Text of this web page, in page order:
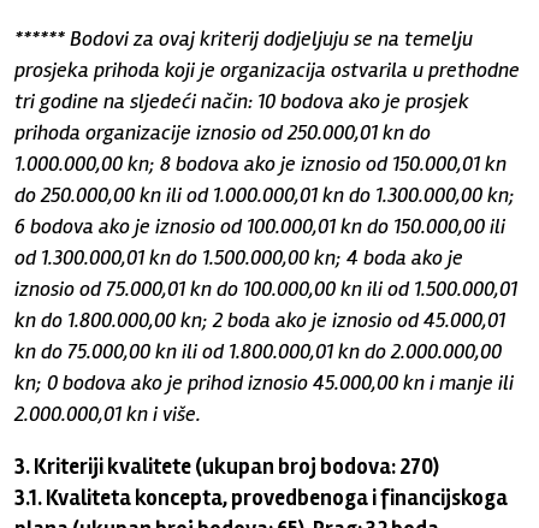
****** Bodovi za ovaj kriterij dodjeljuju se na temelju
prosjeka prihoda koji je organizacija ostvarila u prethodne
tri godine na sljedeći način: 10 bodova ako je prosjek
prihoda organizacije iznosio od 250.000,01 kn do
1.000.000,00 kn; 8 bodova ako je iznosio od 150.000,01 kn
do 250.000,00 kn ili od 1.000.000,01 kn do 1.300.000,00 kn;
6 bodova ako je iznosio od 100.000,01 kn do 150.000,00 ili
od 1.300.000,01 kn do 1.500.000,00 kn; 4 boda ako je
iznosio od 75.000,01 kn do 100.000,00 kn ili od 1.500.000,01
kn do 1.800.000,00 kn; 2 boda ako je iznosio od 45.000,01
kn do 75.000,00 kn ili od 1.800.000,01 kn do 2.000.000,00
kn; 0 bodova ako je prihod iznosio 45.000,00 kn i manje ili
2.000.000,01 kn i više.
3. Kriteriji kvalitete (ukupan broj bodova: 270)
3.1. Kvaliteta koncepta, provedbenoga i financijskoga